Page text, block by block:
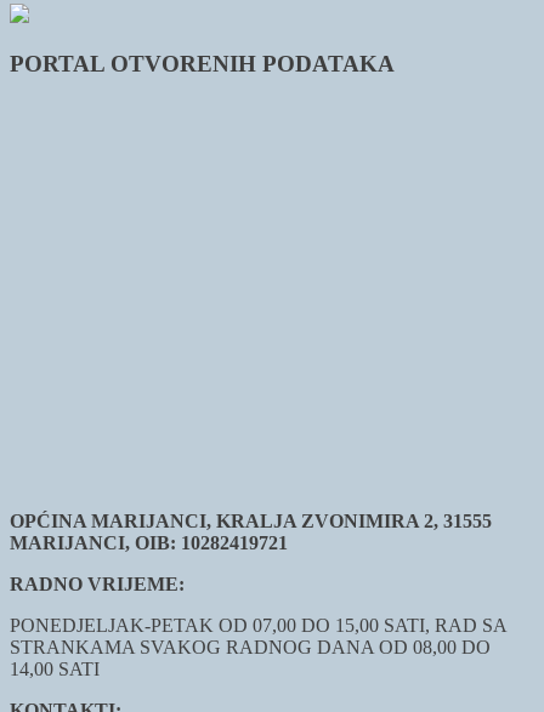
PORTAL OTVORENIH PODATAKA
OPĆINA MARIJANCI, KRALJA ZVONIMIRA 2, 31555
MARIJANCI, OIB: 10282419721
RADNO VRIJEME:
PONEDJELJAK-PETAK OD 07,00 DO 15,00 SATI, RAD SA
STRANKAMA SVAKOG RADNOG DANA OD 08,00 DO
14,00 SATI